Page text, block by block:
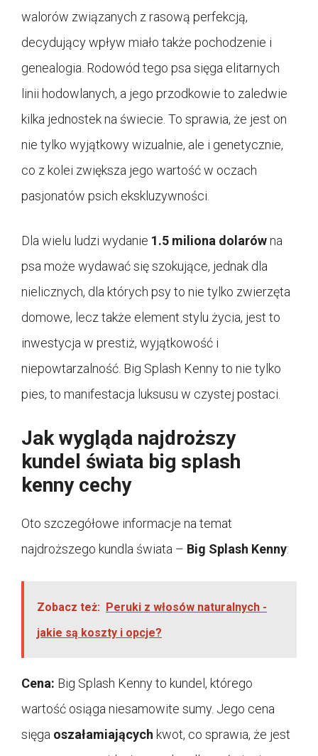
walorów związanych z rasową perfekcją,
decydujący wpływ miało także pochodzenie i
genealogia. Rodowód tego psa sięga elitarnych
linii hodowlanych, a jego przodkowie to zaledwie
kilka jednostek na świecie. To sprawia, że jest on
nie tylko wyjątkowy wizualnie, ale i genetycznie,
co z kolei zwiększa jego wartość w oczach
pasjonatów psich ekskluzywności.
Dla wielu ludzi wydanie 1.5 miliona dolarówna
psa może wydawać się szokujące, jednak dla
nielicznych, dla których psy to nie tylko zwierzęta
domowe, lecz także element stylu życia, jest to
inwestycja w prestiż, wyjątkowość i
niepowtarzalność. Big Splash Kenny to nie tylko
pies, to manifestacja luksusu w czystej postaci.
Jak wygląda najdroższy
kundel świata big splash
kenny cechy
Oto szczegółowe informacje na temat
najdroższego kundla świata – Big Splash Kenny:
Zobacz też: Peruki z włosów naturalnych -
jakie są koszty i opcje?
Cena: Big Splash Kenny to kundel, którego
wartość osiąga niesamowite sumy. Jego cena
sięga oszałamiających kwot, co sprawia, że jest